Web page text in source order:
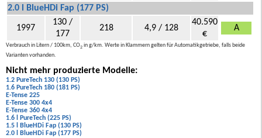
2.0 l BlueHDi Fap (177 PS)
1997
130 /
177
218 4,9 / 128
40.590
€
A
Verbrauch in Litern / 100km, CO2 in g/km. Werte in Klammern gelten für Automatikgetriebe, falls beide
Varianten vorhanden.
Nicht mehr produzierte Modelle:
1.2 PureTech 130 (130 PS)
1.6 PureTech 180 (181 PS)
E-Tense 225
E-Tense 300 4x4
E-Tense 360 4x4
1.6 l PureTech (225 PS)
1.5 l BlueHDi Fap (130 PS)
2.0 l BlueHDi Fap (177 PS)